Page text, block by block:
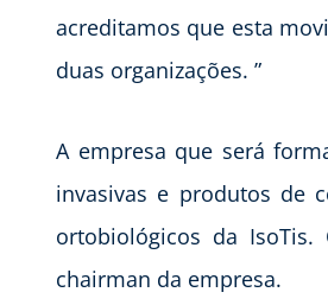
acreditamos que esta
duas organizações. ”
A empresa que será
invasivas e produtos de
ortobiológicos da
chairman da empresa.